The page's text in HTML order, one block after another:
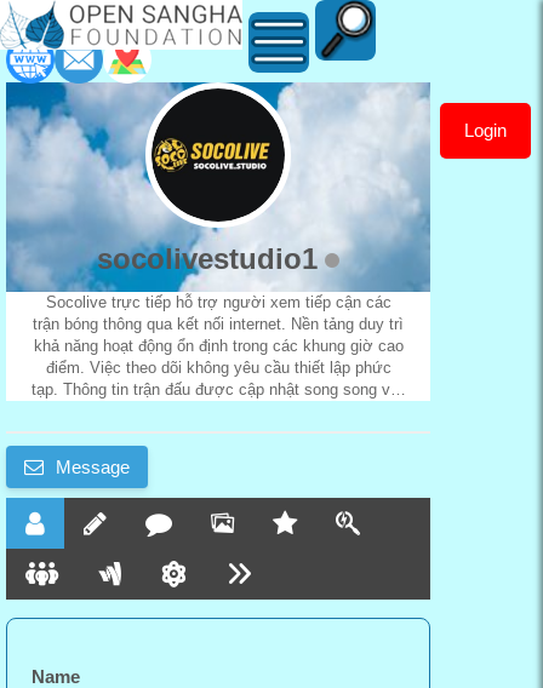
socolivestudio1 Login
socolivestudio1
Socolive trực tiếp hỗ trợ người xem tiếp cận các
trận bóng thông qua kết nối internet. Nền tảng duy trì
khả năng hoạt động ổn định trong các khung giờ cao
điểm. Việc theo dõi không yêu cầu thiết lập phức
tạp. Thông tin trận đấu được cập nhật song song với
Message
Name